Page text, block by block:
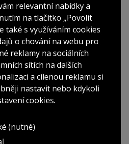
relevantní nabídky a
na tlačítko „Povolit
také s využíváním cookies
o chování na webu pro
reklamy na sociálních
sítích na dalších
a cílenou reklamu si
nastavit nebo kdykoli
cookies.
(nutné)